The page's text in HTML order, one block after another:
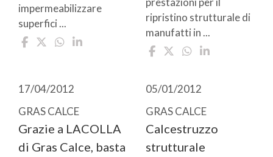
impermeabilizzare
superfici ...
ripristino strutturale di
manufatti in ...
17/04/2012
GRAS CALCE
Grazie a LACOLLA
di Gras Calce, basta
05/01/2012
GRAS CALCE
Calcestruzzo
strutturale